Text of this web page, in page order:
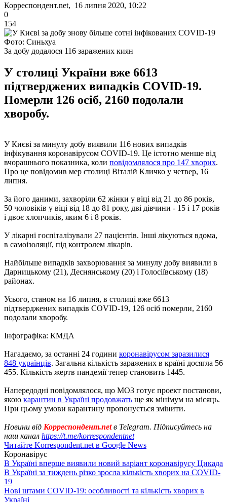
Корреспондент.net, 16 липня 2020, 10:22
0
154
Фото: Синьхуа
За добу додалося 116 заражених киян
У столиці України вже 6613
підтверджених випадків COVID-19.
Померли 126 осіб, 2160 подолали
хворобу.
У Києві за минулу добу виявили 116 нових випадків
інфікування коронавірусом COVID-19. Це істотно менше від
вчорашнього показника, коли повідомлялося про 147 хворих.
Про це повідомив мер столиці Віталій Кличко у четвер, 16
липня.
За його даними, захворіли 62 жінки у віці від 21 до 86 років,
50 чоловіків у віці від 18 до 81 року, дві дівчини - 15 і 17 років
і двоє хлопчиків, яким 6 і 8 років.
У лікарні госпіталізували 27 пацієнтів. Інші лікуються вдома,
в самоізоляції, під контролем лікарів.
Найбільше випадків захворювання за минулу добу виявили в
Дарницькому (21), Деснянському (20) і Голосіївському (18)
районах.
Усього, станом на 16 липня, в столиці вже 6613
підтверджених випадків COVID-19, 126 осіб померли, 2160
подолали хворобу.
Інфографіка: КМДА
Нагадаємо, за останні 24 години коронавірусом заразилися
848 українців. Загальна кількість заражених в країні досягла 56
455. Кількість жертв пандемії тепер становить 1445.
Напередодні повідомлялося, що МОЗ готує проект постанови,
якою карантин в Україні продовжать ще як мінімум на місяць.
При цьому умови карантину пропонується змінити.
Новини від Корреспондент.netв Telegram. Підписуйтесь на
наш канал https://t.me/korrespondentnet
Читайте Korrespondent.net в Google News
Коронавірус
В Україні вперше виявили новий варіант коронавірусу Цикада
В Україні за тиждень різко зросла кількість хворих на COVID-
19
Нові штами COVID-19: особливості та кількість хворих в
Україні